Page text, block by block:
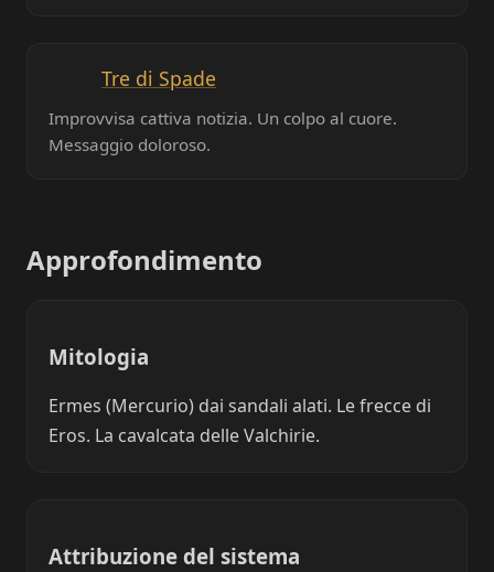
Tre di Spade
Improvvisa cattiva notizia. Un colpo al cuore.
Messaggio doloroso.
Approfondimento
Mitologia
Ermes (Mercurio) dai sandali alati. Le frecce di
Eros. La cavalcata delle Valchirie.
Attribuzione del sistema